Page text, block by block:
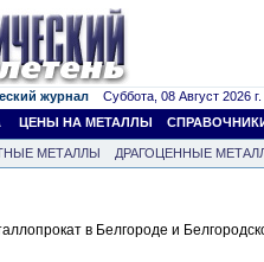
журнал Суббота, 08 Август 2026 г.
ЦЕНЫ НА МЕТАЛЛЫ
МЕТАЛЛЫ
ДРАГОЦЕННЫЕ
в Белгороде и